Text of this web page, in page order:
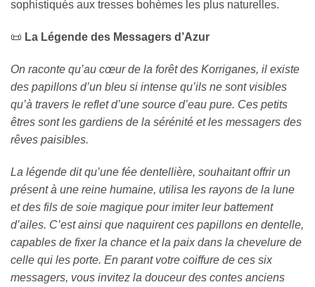
sophistiqués aux tresses bohèmes les plus naturelles.
📜 La Légende des Messagers d’Azur
On raconte qu’au cœur de la forêt des Korriganes, il existe
des papillons d’un bleu si intense qu’ils ne sont visibles
qu’à travers le reflet d’une source d’eau pure. Ces petits
êtres sont les gardiens de la sérénité et les messagers des
rêves paisibles.
La légende dit qu’une fée dentellière, souhaitant offrir un
présent à une reine humaine, utilisa les rayons de la lune
et des fils de soie magique pour imiter leur battement
d’ailes. C’est ainsi que naquirent ces papillons en dentelle,
capables de fixer la chance et la paix dans la chevelure de
celle qui les porte. En parant votre coiffure de ces six
messagers, vous invitez la douceur des contes anciens